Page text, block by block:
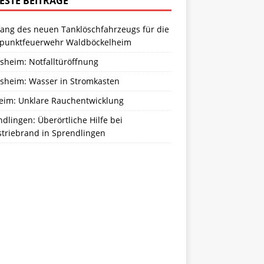
des neuen Tanklöschfahrzeugs für die
Waldböckelheim
Notfalltüröffnung
Wasser in Stromkasten
Unklare Rauchentwicklung
Überörtliche Hilfe bei
in Sprendlingen